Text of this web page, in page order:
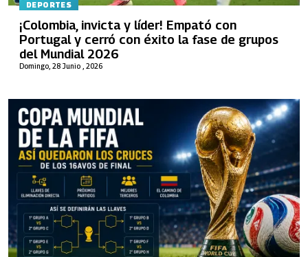
DEPORTES
Domingo, 28 Junio , 2026
¡Colombia, invicta y líder! Empató con
Portugal y cerró con éxito la fase de grupos
del Mundial 2026